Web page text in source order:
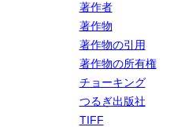
著作者
著作物
著作物の引用
著作物の所有権
チョーキング
つるぎ出版社
TIFF